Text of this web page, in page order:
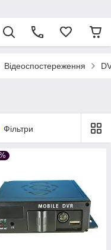
Відеоспостереження
Фільтри